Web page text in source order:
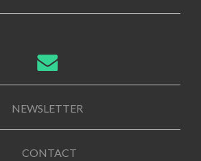
NEWSLETTER
CONTACT